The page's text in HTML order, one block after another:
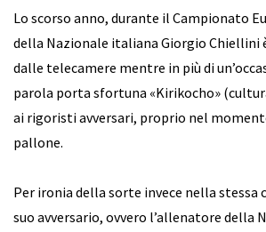
Lo scorso anno, durante il Campionato
della Nazionale italiana Giorgio Chiellini
dalle telecamere mentre in più di
parola porta sfortuna «Kirikocho»
ai rigoristi avversari, proprio nel
pallone.
Per ironia della sorte invece nella stessa
suo avversario, ovvero l’allenatore della